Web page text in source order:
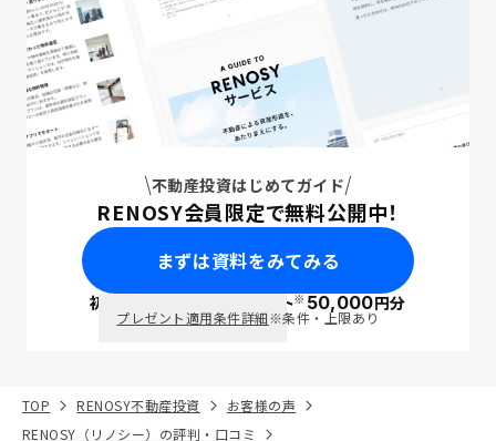
不動産投資はじめてガイド
RENOSY会員限定で無料公開中！
まずは資料をみてみる
初回面談で ポイント※50,000円分
プレゼント適用条件詳細※条件・上限あり
TOP RENOSY不動産投資
お客様の声
RENOSY（リノシー）の評判・口コミ